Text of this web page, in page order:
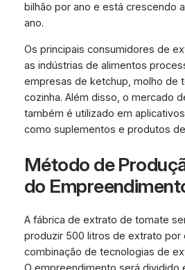
bilhão por ano e está crescendo
ano.
Os principais consumidores de
as indústrias de alimentos
empresas de ketchup, molho de
cozinha. Além disso, o mercado
também é utilizado em
como suplementos e produtos
Método de
do
A fábrica de extrato de tomate
produzir 500 litros de extrato por
combinação de tecnologias de